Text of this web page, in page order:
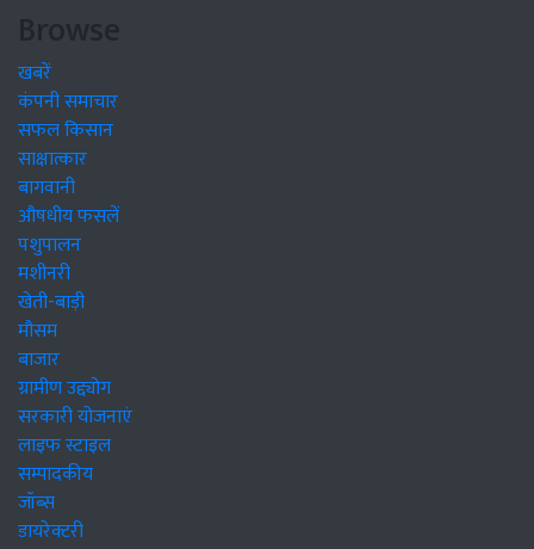
Browse
खबरें
कंपनी समाचार
सफल किसान
साक्षात्कार
बागवानी
औषधीय फसलें
पशुपालन
मशीनरी
खेती-बाड़ी
मौसम
बाजार
ग्रामीण उद्द्योग
सरकारी योजनाएं
लाइफ स्टाइल
सम्पादकीय
जॉब्स
डायरेक्टरी